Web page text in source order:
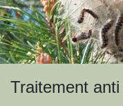
Traitement